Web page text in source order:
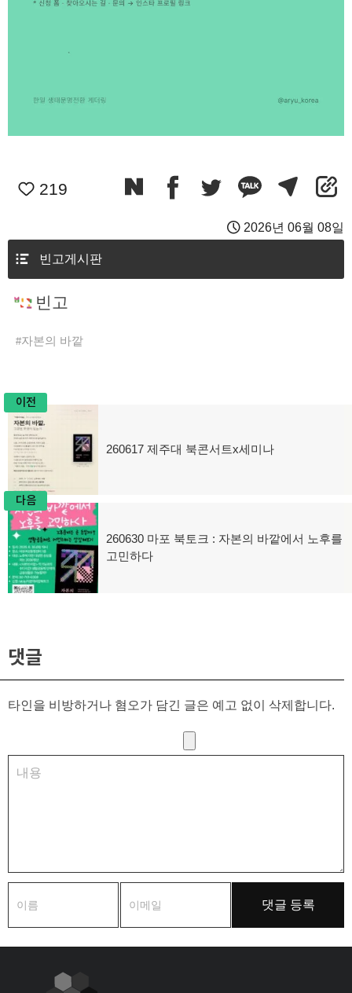
219
2026년 06월 08일
빈고게시판
빈고
자본의 바깥
글
탐
색
이전
이
260617 제주대 북콘서트x세미나
다음
다
음
260630 마포 북토크 : 자본의 바깥에서 노후를
고민하다
댓글
타인을 비방하거나 혐오가 담긴 글은 예고 없이 삭제합니다.